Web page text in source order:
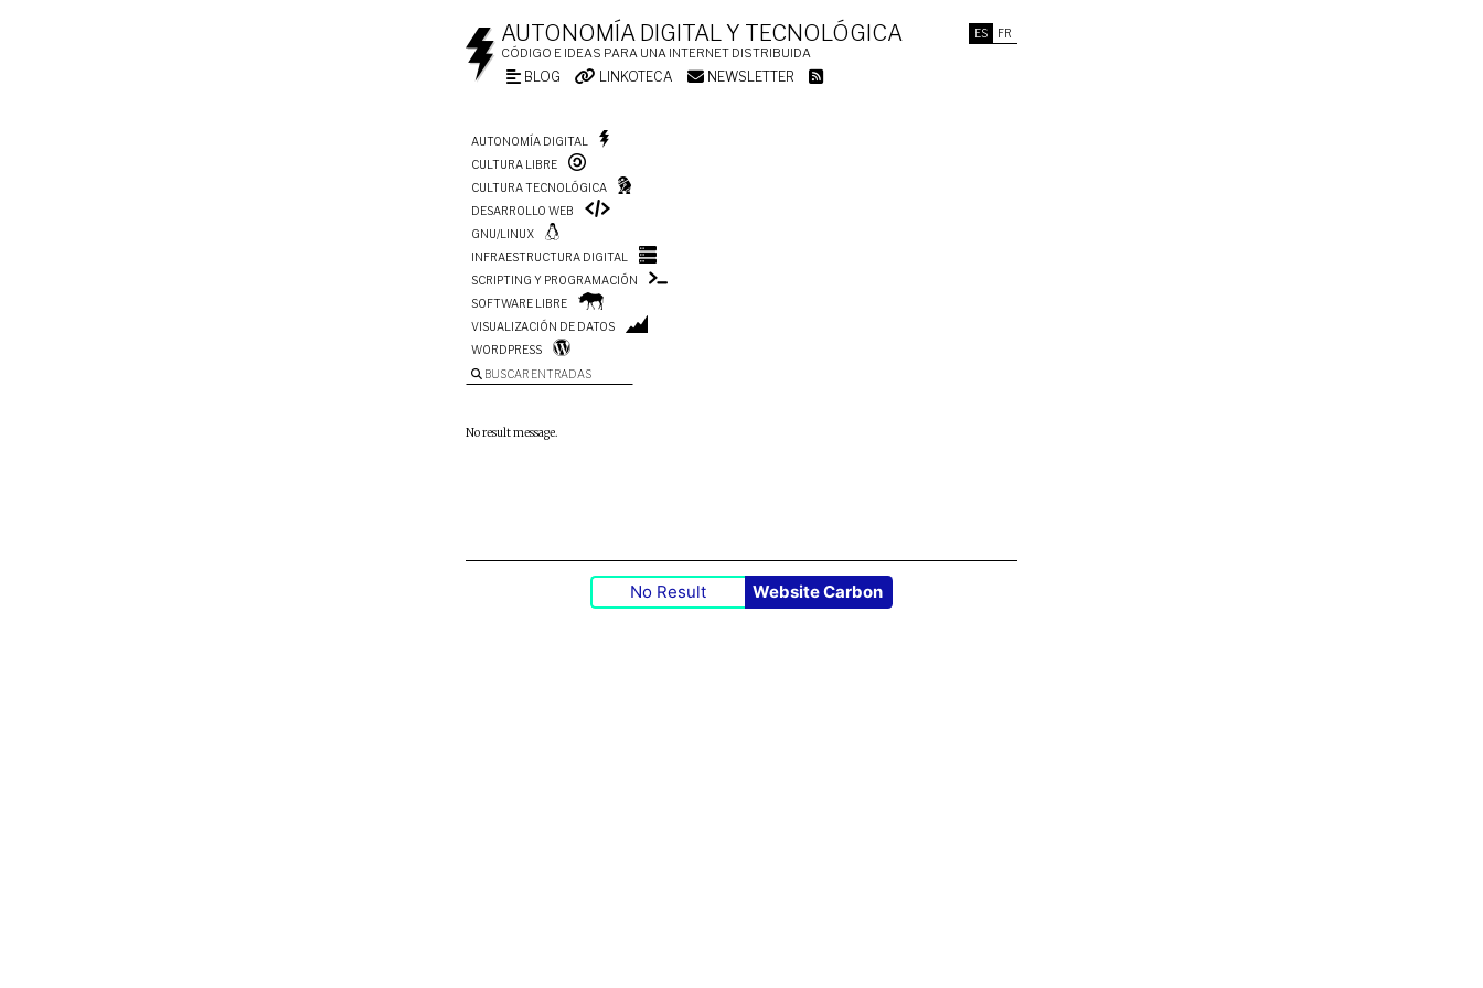
ES FR
AUTONOMÍA DIGITAL Y TECNOLÓGICA
CÓDIGO E IDEAS PARA UNA INTERNET DISTRIBUIDA
BLOG LINKOTECA NEWSLETTER
AUTONOMÍA DIGITAL
CULTURA LIBRE
CULTURA TECNOLÓGICA
DESARROLLO WEB
GNU/LINUX
INFRAESTRUCTURA DIGITAL
SCRIPTING Y PROGRAMACIÓN
SOFTWARE LIBRE
VISUALIZACIÓN DE DATOS
WORDPRESS
BUSCAR ENTRADAS
No result message.
No Result Website Carbon